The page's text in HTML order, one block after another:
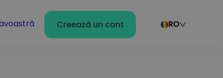
Creează un cont RO